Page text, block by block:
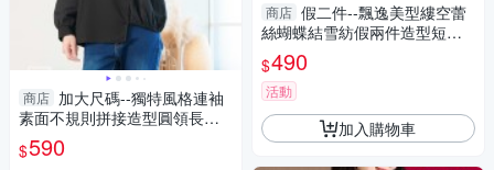
商店 加大尺碼--獨特風格連袖
素面不規則拼接造型圓領長袖
上衣(黑L-3L)-X517眼圈熊中大
尺碼
$590
商店 假二件--飄逸美型縷空蕾
絲蝴蝶結雪紡假兩件造型短袖
長上衣(黑.粉XL-5L)-D391眼圈
熊中大尺碼
$490
活動
加入購物車